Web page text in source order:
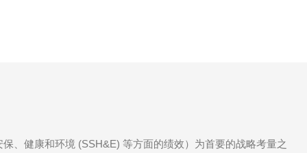
、健康和环境 (SSH&E) 等方面的绩效）为首要的战略考量之